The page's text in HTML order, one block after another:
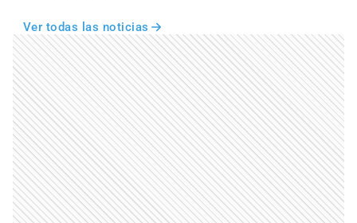
Ver todas las noticias